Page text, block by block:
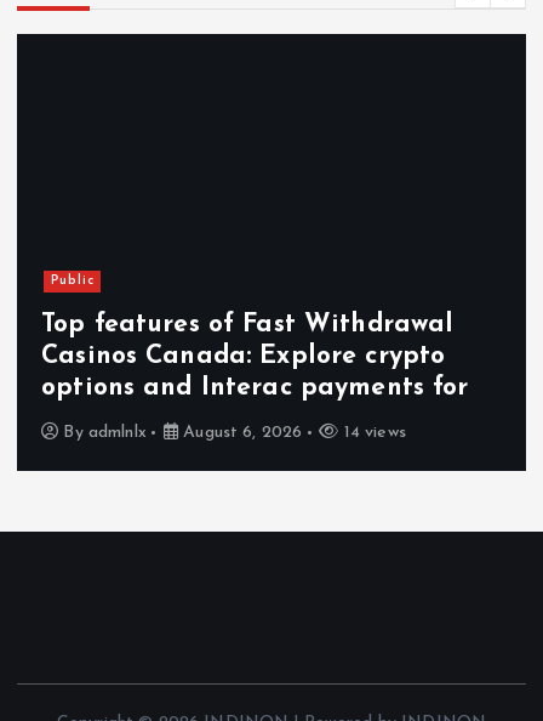
Public
Top features of Fast Withdrawal
Casinos Canada: Explore crypto
options and Interac payments for
By admlnlx August 6, 2026 14 views